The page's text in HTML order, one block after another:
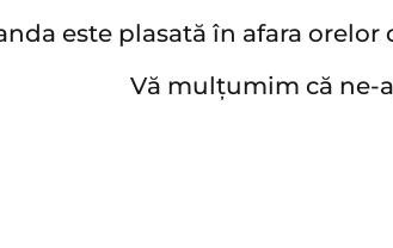
este plasată în afara
Vă mulțumim că ne-